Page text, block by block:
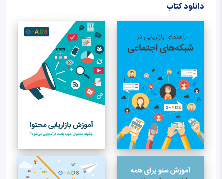
دانلود کتاب